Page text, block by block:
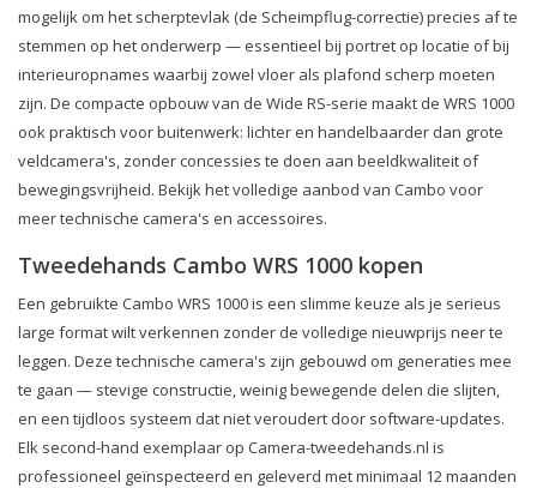
mogelijk om het scherptevlak (de Scheimpflug-correctie) precies af te
stemmen op het onderwerp — essentieel bij portret op locatie of bij
interieuropnames waarbij zowel vloer als plafond scherp moeten
zijn. De compacte opbouw van de Wide RS-serie maakt de WRS 1000
ook praktisch voor buitenwerk: lichter en handelbaarder dan grote
veldcamera's, zonder concessies te doen aan beeldkwaliteit of
bewegingsvrijheid. Bekijk het volledige aanbod van Cambo voor
meer technische camera's en accessoires.
Tweedehands Cambo WRS 1000 kopen
Een gebruikte Cambo WRS 1000 is een slimme keuze als je serieus
large format wilt verkennen zonder de volledige nieuwprijs neer te
leggen. Deze technische camera's zijn gebouwd om generaties mee
te gaan — stevige constructie, weinig bewegende delen die slijten,
en een tijdloos systeem dat niet veroudert door software-updates.
Elk second-hand exemplaar op Camera-tweedehands.nl is
professioneel geïnspecteerd en geleverd met minimaal 12 maanden